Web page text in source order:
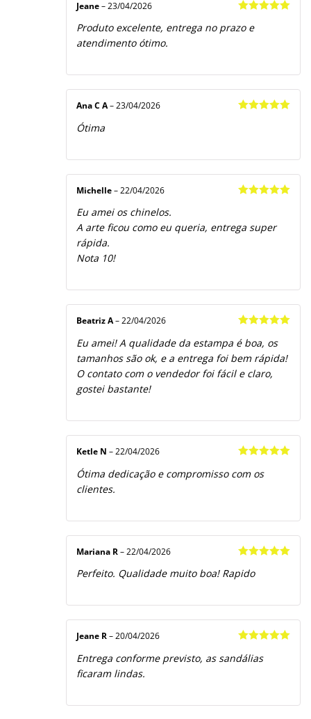
de 5
Jeane – 23/04/2026
Produto excelente, entrega no prazo e
atendimento ótimo.
Ana C A– 23/04/2026
Ótima
Michelle – 22/04/2026
Eu amei os chinelos.
A arte ficou como eu queria, entrega super
rápida.
Nota 10!
de 5
Beatriz A– 22/04/2026
Eu amei! A qualidade da estampa é boa, os
tamanhos são ok, e a entrega foi bem rápida!
O contato com o vendedor foi fácil e claro,
gostei bastante!
de 5
Ketle N – 22/04/2026
Ótima dedicação e compromisso com os
clientes.
de 5
Mariana R – 22/04/2026
Perfeito. Qualidade muito boa! Rapido
de 5
Jeane R – 20/04/2026
Entrega conforme previsto, as sandálias
ficaram lindas.